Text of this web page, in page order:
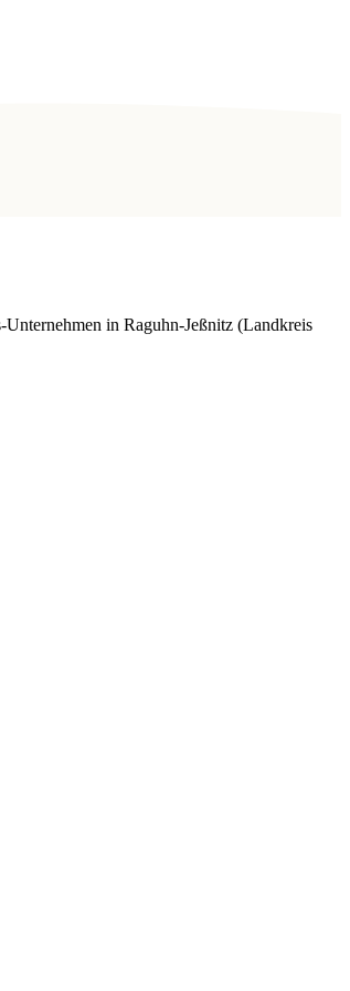
in Raguhn-Jeßnitz (Landkreis